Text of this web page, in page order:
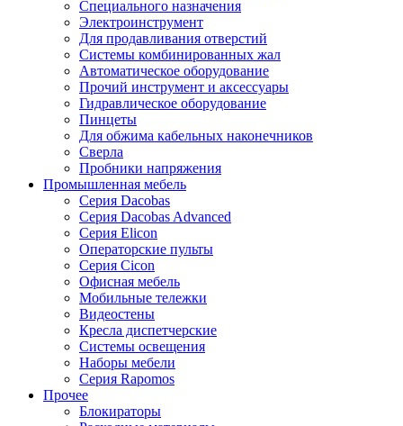
Специального назначения
Электроинструмент
Для продавливания отверстий
Системы комбинированных жал
Автоматическое оборудование
Прочий инструмент и аксессуары
Гидравлическое оборудование
Пинцеты
Для обжима кабельных наконечников
Сверла
Пробники напряжения
Промышленная мебель
Серия Dacobas
Серия Dacobas Advanced
Серия Elicon
Операторские пульты
Серия Cicon
Офисная мебель
Мобильные тележки
Видеостены
Кресла диспетчерские
Системы освещения
Наборы мебели
Серия Rapomos
Прочее
Блокираторы